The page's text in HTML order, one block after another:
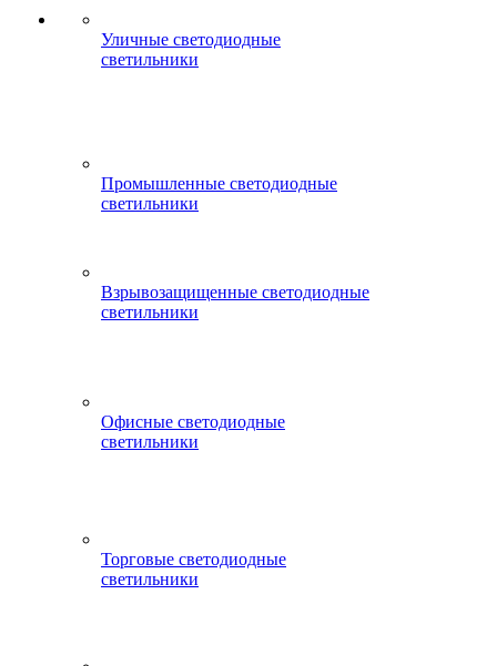
Уличные светодиодные
светильники
Промышленные светодиодные
светильники
Взрывозащищенные светодиодные
светильники
Офисные светодиодные
светильники
Торговые светодиодные
светильники